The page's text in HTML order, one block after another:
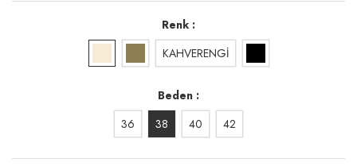
Renk
KAHVERENGİ
Beden
36
38 40 42